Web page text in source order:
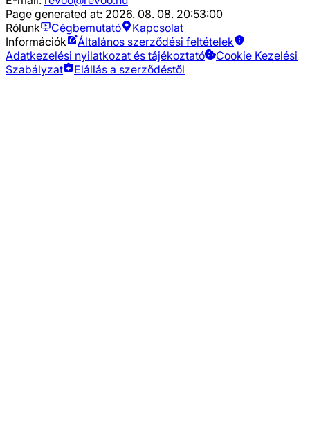
Page generated at: 2026. 08. 08. 20:53:00
Rólunk
Cégbemutató
Kapcsolat
Információk
Általános szerződési feltételek
Adatkezelési nyilatkozat és tájékoztató
Cookie Kezelési
Szabályzat
Elállás a szerződéstől